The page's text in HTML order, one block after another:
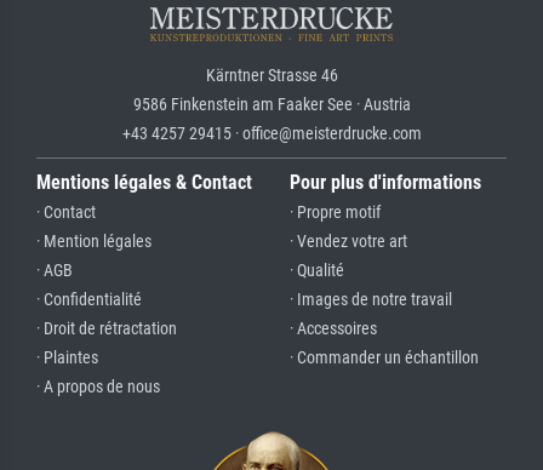
Kärntner Strasse 46
9586 Finkenstein am Faaker See · Austria
+43 4257 29415 · office@meisterdrucke.com
Mentions légales & Contact
· Contact
· Mention légales
· AGB
· Confidentialité
· Droit de rétractation
· Plaintes
· A propos de nous
Pour plus d'informations
· Propre motif
· Vendez votre art
· Qualité
· Images de notre travail
· Accessoires
· Commander un échantillon